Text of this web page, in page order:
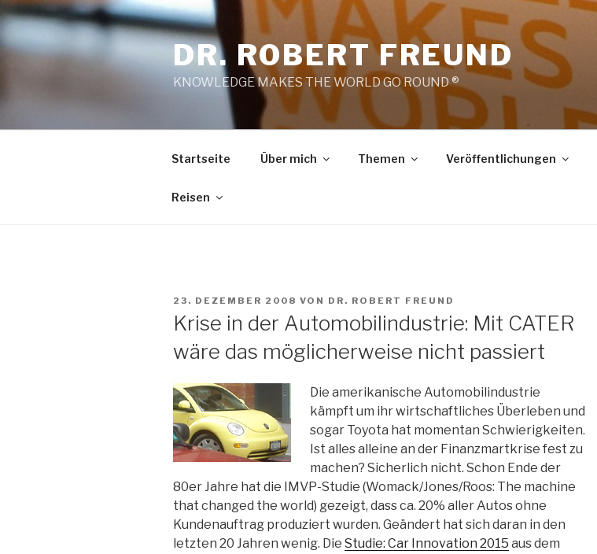
Zum
Inhalt
springen
DR. ROBERT FREUND
KNOWLEDGE MAKES THE WORLD GO ROUND ®
Startseite Über mich Themen Veröffentlichungen
Reisen
VERÖFFENTLICHT
23. DEZEMBER 2008 VON DR. ROBERT FREUND
Krise in der Automobilindustrie: Mit CATER
wäre das möglicherweise nicht passiert
Die amerikanische Automobilindustrie
kämpft um ihr wirtschaftliches Überleben und
sogar Toyota hat momentan Schwierigkeiten.
Ist alles alleine an der Finanzmartkrise fest zu
machen? Sicherlich nicht. Schon Ende der
80er Jahre hat die IMVP-Studie (Womack/Jones/Roos: The machine
that changed the world) gezeigt, dass ca. 20% aller Autos ohne
Kundenauftrag produziert wurden. Geändert hat sich daran in den
letzten 20 Jahren wenig. Die Studie: Car Innovation 2015 aus dem